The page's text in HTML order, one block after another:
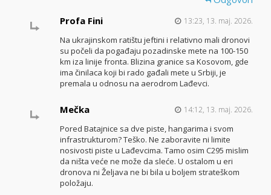
Profa Fini
13:23, 13. maj. 2026.
Na ukrajinskom ratištu jeftini i relativno mali dronovi
su počeli da pogađaju pozadinske mete na 100-150
km iza linije fronta. Blizina granice sa Kosovom, gde
ima činilaca koji bi rado gađali mete u Srbiji, je
premala u odnosu na aerodrom Lađevci.
Mečka 14:12, 13. maj. 2026.
Pored Batajnice sa dve piste, hangarima i svom
infrastrukturom? Teško. Ne zaboravite ni limite
nosivosti piste u Lađevcima. Tamo osim C295 mislim
da ništa veće ne može da sleće. U ostalom u eri
dronova ni Željava ne bi bila u boljem strateškom
položaju.